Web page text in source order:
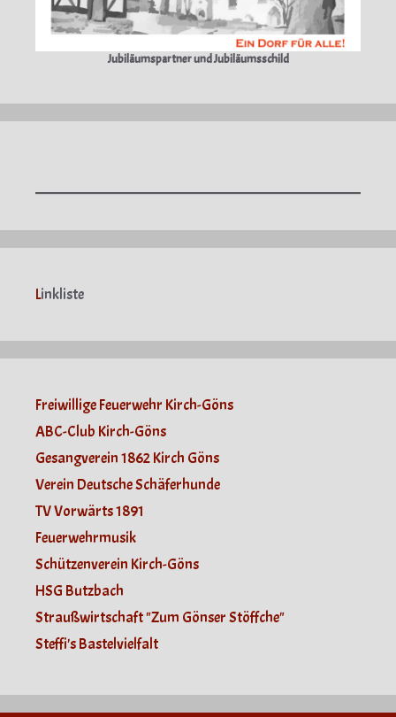
Jubiläumspartner und Jubiläumsschild
Linkliste
Freiwillige Feuerwehr Kirch-Göns
ABC-Club Kirch-Göns
Gesangverein 1862 Kirch Göns
Verein Deutsche Schäferhunde
TV Vorwärts 1891
Feuerwehrmusik
Schützenverein Kirch-Göns
HSG Butzbach
Straußwirtschaft "Zum Gönser Stöffche"
Steffi's Bastelvielfalt